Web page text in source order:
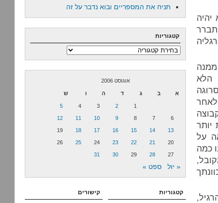
הלא
על
כמה
תניח את המספריים ובוא נדבר על זה
קטגוריות
קטגוריות
אוגוסט 2006
א ב ג ד ה ו ש
1
2
3
4
5
6
7
8
9
10
11
12
13
14
15
16
17
18
19
20
21
22
23
24
25
26
27
28
29
30
31
« יול ספט »
קטגוריות קישורים